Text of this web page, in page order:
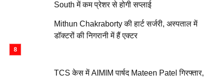
South में कम प्रेशर से होगी सप्लाई
Mithun Chakraborty की हार्ट सर्जरी, अस्पताल में
डॉक्टरों की निगरानी में हैं एक्टर
TCS केस में AIMIM पार्षद Mateen Patel गिरफ्तार,